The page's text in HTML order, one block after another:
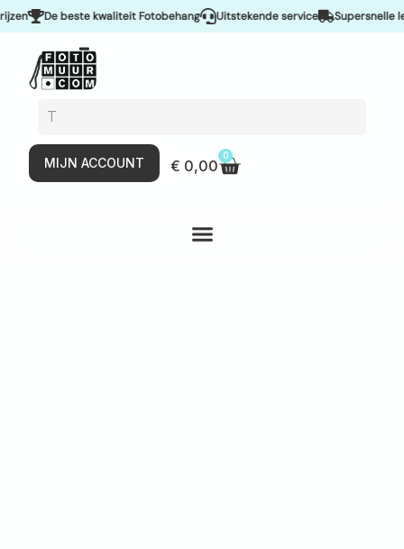
De beste kwaliteit Fotobehang Uitstekende service Supersnelle
MIJN ACCOUNT € 0,00
0